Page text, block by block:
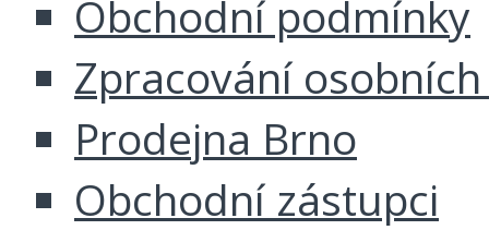
Obchodní podmínky
Zpracování
Prodejna Brno
Obchodní zástupci